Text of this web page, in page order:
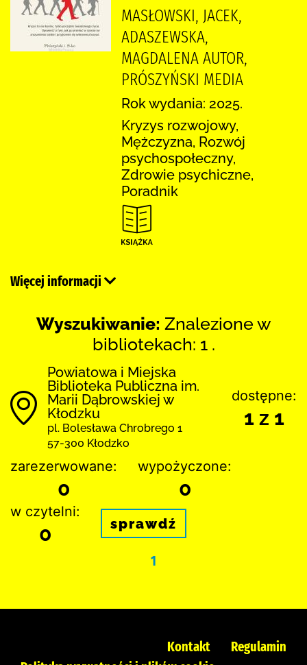
MASŁOWSKI, JACEK,
ADASZEWSKA,
MAGDALENA AUTOR,
PRÓSZYŃSKI MEDIA
Rok wydania: 2025.
Kryzys rozwojowy,
Mężczyzna, Rozwój
psychospołeczny,
Zdrowie psychiczne,
Poradnik
Więcej informacji
Wyszukiwanie: Znalezione w
bibliotekach: 1 .
Powiatowa i Miejska
Biblioteka Publiczna im.
Marii Dąbrowskiej w
Kłodzku
pl. Bolesława Chrobrego 1
57-300 Kłodzko
dostępne:
1 z 1
zarezerwowane:
0
wypożyczone:
0
w czytelni:
0 sprawdź
1
Kontakt
Regulamin